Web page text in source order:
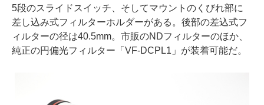
5段のスライドスイッチ、そしてマウントのくびれ部に
差し込み式フィルターホルダーがある。後部の差込式フ
ィルターの径は40.5mm。市販のNDフィルターのほか、
純正の円偏光フィルター「VF-DCPL1」が装着可能だ。